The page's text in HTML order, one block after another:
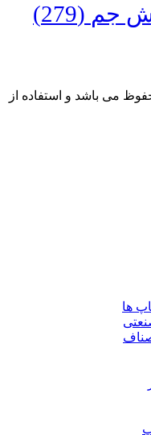
جم (279)
می باشد و استفاده از
ها